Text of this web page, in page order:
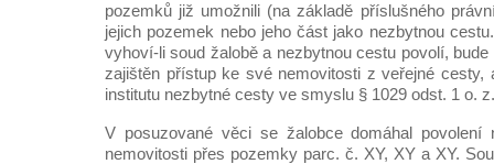
pozemků již umožnili (na základě příslušného
jejich pozemek nebo jeho část jako nezbytnou
vyhoví-li soud žalobě a nezbytnou cestu povolí,
zajištěn přístup ke své nemovitosti z veřejné cesty,
institutu nezbytné cesty ve smyslu § 1029 odst. 1 o. z.
V posuzované věci se žalobce domáhal
nemovitosti přes pozemky parc. č. XY, XY a XY.